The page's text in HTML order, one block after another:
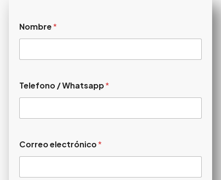
Nombre*
Telefono / Whatsapp*
Correo electrónico*